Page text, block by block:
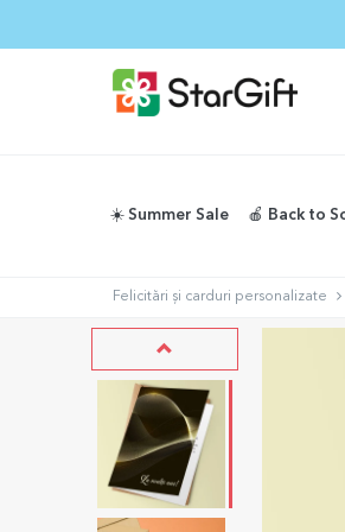
☀️ Summer Sale 🍎 Back to
Felicitări și carduri personalizate